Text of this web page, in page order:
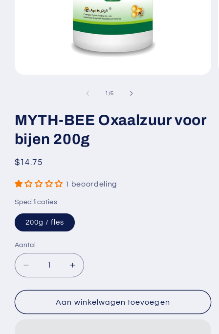
1 /van
6
MYTH-BEE Oxaalzuur voor
bijen 200g
Normale
$14.75
1 beoordeling
Specificaties
200g / fles
Aantal
Aantal
Aantal
verlagen
voor
BEE
Aantal
verhogen
voor
MYTH-
BEE
Aan winkelwagen toevoegen